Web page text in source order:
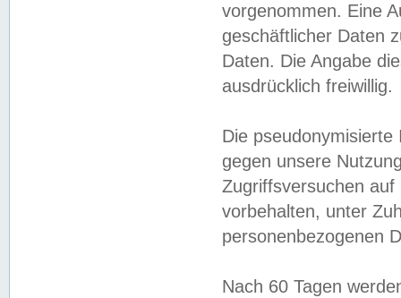
vorgenommen. Eine
geschäftlicher Daten
Daten. Die Angabe
ausdrücklich freiwillig.
Die
gegen unsere
Zugriffsversuchen
vorbehalten, unter
personenbezogenen
Nach 60 Tagen